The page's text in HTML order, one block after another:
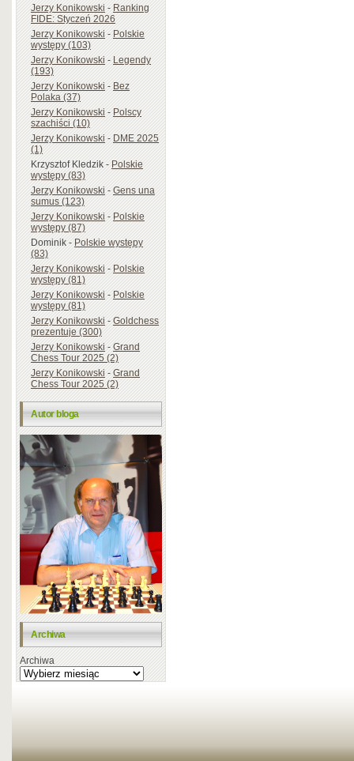
Jerzy Konikowski-Ranking
FIDE: Styczeń 2026
Jerzy Konikowski-Polskie
występy (103)
Jerzy Konikowski-Legendy
(193)
Jerzy Konikowski-Bez
Polaka (37)
Jerzy Konikowski-Polscy
szachiści (10)
Jerzy Konikowski-DME 2025
(1)
Krzysztof Kledzik-Polskie
występy (83)
Jerzy Konikowski-Gens una
sumus (123)
Jerzy Konikowski-Polskie
występy (87)
Dominik-Polskie występy
(83)
Jerzy Konikowski-Polskie
występy (81)
Jerzy Konikowski-Polskie
występy (81)
Jerzy Konikowski-Goldchess
prezentuje (300)
Jerzy Konikowski-Grand
Chess Tour 2025 (2)
Jerzy Konikowski-Grand
Chess Tour 2025 (2)
Autor bloga
Archiwa
Archiwa